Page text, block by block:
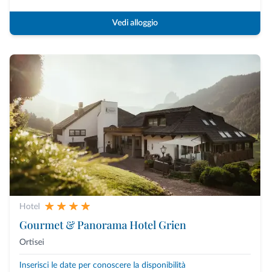
Vedi alloggio
Hotel
Gourmet & Panorama Hotel Grien
Ortisei
Inserisci le date per conoscere la disponibilità